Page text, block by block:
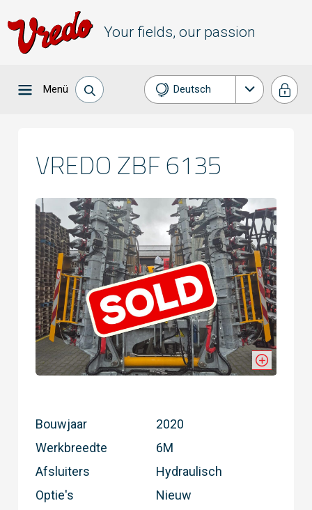
Your fields, our passion
Menü Deutsch
Français
Español
VREDO ZBF 6135
Bouwjaar
2020
Werkbreedte
6M
Afsluiters
Hydraulisch
Optie's
Nieuw